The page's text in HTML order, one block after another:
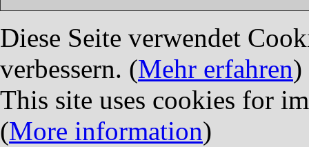
Diese Seite verwendet
verbessern. (Mehr erfahren)
This site uses cookies for
(More information)